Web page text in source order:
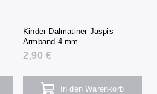
Kinder Dalmatiner Jaspis
Armband 4 mm
2,90 €
In den Warenkorb